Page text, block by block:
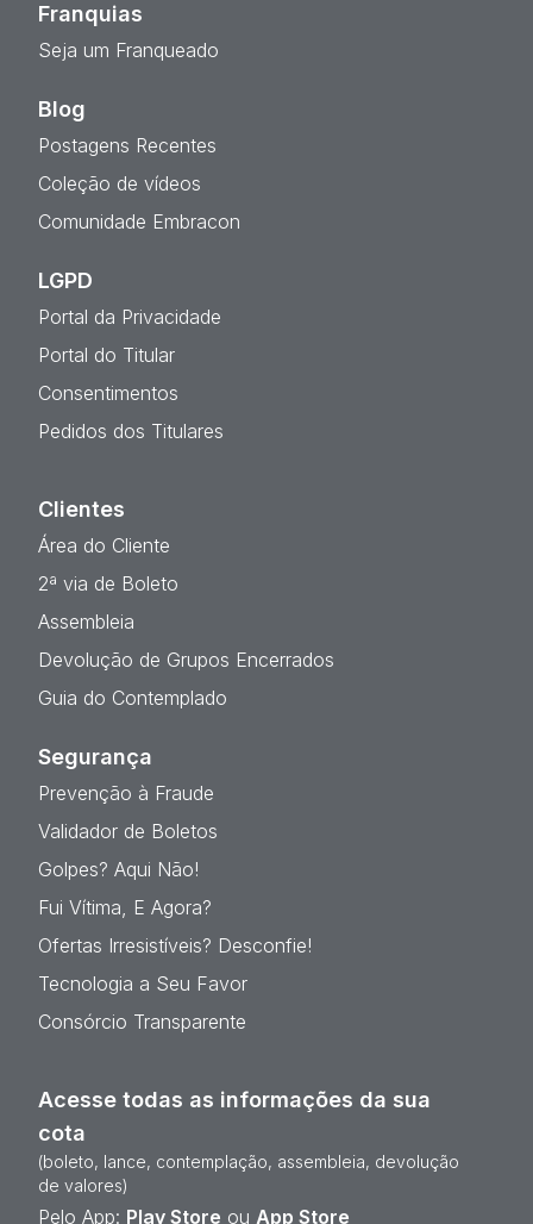
Franquias
Seja um Franqueado
Blog
Postagens Recentes
Coleção de vídeos
Comunidade Embracon
LGPD
Portal da Privacidade
Portal do Titular
Consentimentos
Pedidos dos Titulares
Clientes
Área do Cliente
2ª via de Boleto
Assembleia
Devolução de Grupos Encerrados
Guia do Contemplado
Segurança
Prevenção à Fraude
Validador de Boletos
Golpes? Aqui Não!
Fui Vítima, E Agora?
Ofertas Irresistíveis? Desconfie!
Tecnologia a Seu Favor
Consórcio Transparente
Acesse todas as informações da sua
cota
(boleto, lance, contemplação, assembleia, devolução
de valores)
Pelo App: Play Store ou App Store